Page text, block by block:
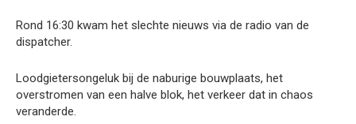
Rond 16:30 kwam het slechte nieuws via de radio van de
dispatcher.
Loodgietersongeluk bij de naburige bouwplaats, het
overstromen van een halve blok, het verkeer dat in chaos
veranderde.